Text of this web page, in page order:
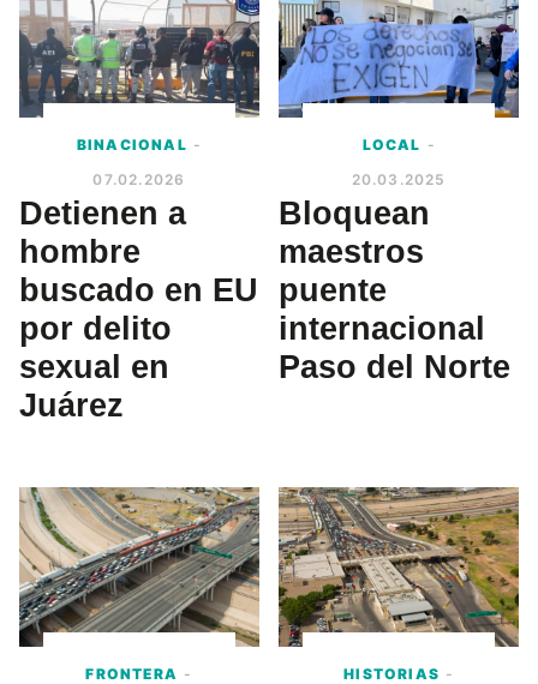
BINACIONAL -
07.02.2026
Detienen a
hombre
buscado en EU
por delito
sexual en
Juárez
LOCAL -
20.03.2025
Bloquean
maestros
puente
internacional
Paso del Norte
FRONTERA -
HISTORIAS -